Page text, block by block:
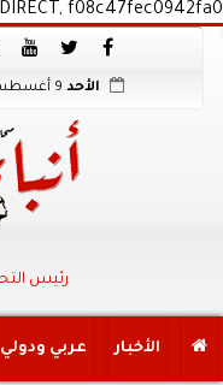
f08c47fec0942fa0
الأحد
رئيس
الأخبار عربي ودولي